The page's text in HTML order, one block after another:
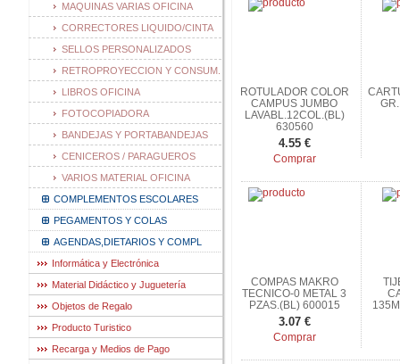
MAQUINAS VARIAS OFICINA
CORRECTORES LIQUIDO/CINTA
SELLOS PERSONALIZADOS
RETROPROYECCION Y CONSUM.
LIBROS OFICINA
FOTOCOPIADORA
BANDEJAS Y PORTABANDEJAS
CENICEROS / PARAGUEROS
VARIOS MATERIAL OFICINA
COMPLEMENTOS ESCOLARES
PEGAMENTOS Y COLAS
AGENDAS,DIETARIOS Y COMPL
Informática y Electrónica
Material Didáctico y Juguetería
Objetos de Regalo
Producto Turistico
Recarga y Medios de Pago
ROTULADOR COLOR
CAMPUS JUMBO
LAVABL.12COL.(BL)
630560
4.55 €
Comprar
COMPAS MAKRO
TECNICO-0 METAL 3
PZAS.(BL) 600015
3.07 €
Comprar